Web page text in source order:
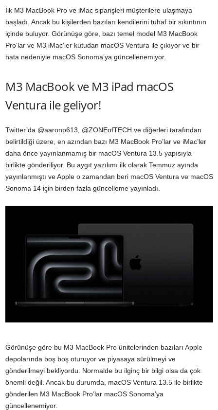
İlk M3 MacBook Pro ve iMac siparişleri müşterilere ulaşmaya
başladı. Ancak bu kişilerden bazıları kendilerini tuhaf bir sıkıntının
içinde buluyor. Görünüşe göre, bazı temel model M3 MacBook
Pro’lar ve M3 iMac’ler kutudan macOS Ventura ile çıkıyor ve bir
hata nedeniyle macOS Sonoma’ya güncellenemiyor.
M3 MacBook ve M3 iPad macOS
Ventura ile geliyor!
Twitter’da @aaronp613, @ZONEofTECH ve diğerleri tarafından
belirtildiği üzere, en azından bazı M3 MacBook Pro’lar ve iMac’ler
daha önce yayınlanmamış bir macOS Ventura 13.5 yapısıyla
birlikte gönderiliyor. Bu aygıt yazılımı ilk olarak Temmuz ayında
yayınlanmıştı ve Apple o zamandan beri macOS Ventura ve macOS
Sonoma 14 için birden fazla güncelleme yayınladı.
Görünüşe göre bu M3 MacBook Pro ünitelerinden bazıları Apple
depolarında boş boş oturuyor ve piyasaya sürülmeyi ve
gönderilmeyi bekliyordu. Normalde bu ilginç bir bilgi olsa da çok
önemli değil. Ancak bu durumda, macOS Ventura 13.5 ile birlikte
gönderilen M3 MacBook Pro’lar macOS Sonoma’ya
güncellenemiyor.